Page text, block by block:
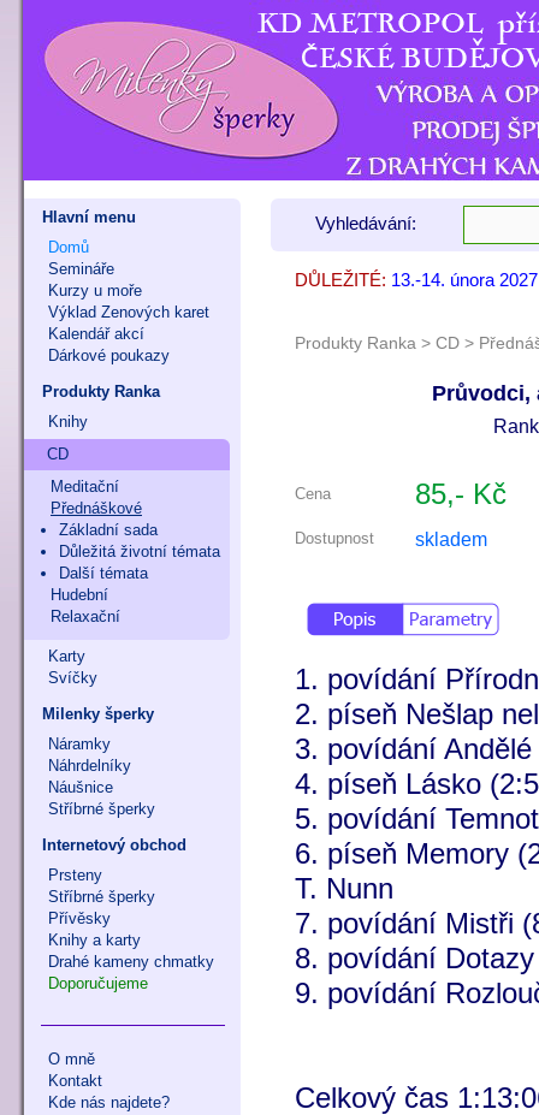
Hlavní menu
Domů
Semináře
Kurzy u moře
Výklad Zenových karet
Kalendář akcí
Dárkové poukazy
Produkty Ranka
Knihy
CD
Meditační
Přednáškové
Základní sada
Důležitá životní témata
Další témata
Hudební
Relaxační
Karty
Svíčky
Milenky šperky
Náramky
Náhrdelníky
Náušnice
Stříbrné šperky
Internetový obchod
Prsteny
Stříbrné šperky
Přívěsky
Knihy a karty
Drahé kameny chmatky
Doporučujeme
O mně
Kontakt
Kde nás najdete?
Vyhledávání:
DŮLEŽITÉ: 13.-14. února
7. - 8. listopadu
9. - 11. října 2026
Produkty Ranka > CD >
Průvodci,
Cena 85,- Kč
Dostupnost skladem
1. povídání
2. píseň Nešlap
3. povídání
4. píseň Lásko
5. povídání
6. píseň Memory
T. Nunn
7. povídání Mistři
8. povídání
9. povídání
Celkový čas